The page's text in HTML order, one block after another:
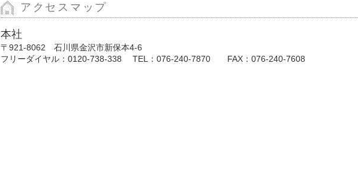
アクセスマップ
本社
〒921-8062 石川県金沢市新保本4-6
フリーダイヤル：0120-738-338 TEL：076-240-7870 FAX：076-240-7608